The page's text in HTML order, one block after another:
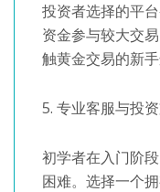
投资者选择的平
资金参与较大交
触黄金交易的新
5. 专业客服与投
初学者在入门阶
困难。选择一个